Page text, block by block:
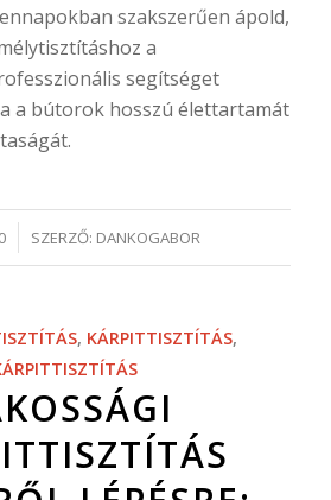
szakszerűen ápold,
a
segítséget
a bútorok hosszú élettartamát
SZERZŐ: DANKOGABOR
, KÁRPITTISZTÍTÁS,